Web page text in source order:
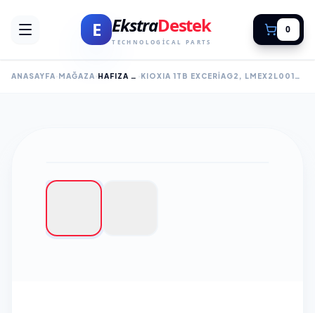
E EkstraDestek
TECHNOLOGICAL PARTS
0
ANASAYFA MAĞAZA HAFIZA (BELLEK) KARTLARI KIOXIA 1TB EXCERIAG2, LMEX2L001TG2 U1 V30 4K, CL10, 100MB/S, MICROSD KART BELLEK (SD ADAPTÖRLÜ)